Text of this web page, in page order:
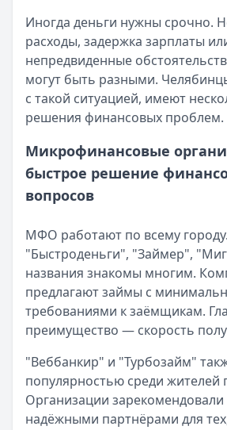
Все статьи
Опубликовано:5 декабря 2025 г.
Категория:МФО
Читать новость
Срочный микрозайм 15 000 ₽ на
Кратко:Нужны 15 000 рублей на
Опубликовано:5 декабря 2025 г.
Читать новость
Рекордный рост доли клиентов
Кратко:В III квартале 2025 года
Категория:МФО
Читать новость
57 сервисов микрозаймов через
Кратко:Авторизация через
Опубликовано:23 ноября 2025 г.
Категория:МФО
Смс о «одобренном займе» от
Кратко:Пришло СМС об одобрении
Опубликовано:23 ноября 2025 г.
Категория:МФО
Иногда деньги нужны срочно.
расходы, задержка зарплаты
непредвиденные
могут быть разными.
с такой ситуацией, имеют
решения финансовых проблем.
Микрофинансовые
быстрое решение
вопросов
МФО работают по всему городу.
"Быстроденьги", "Займер",
названия знакомы многим.
предлагают займы с
требованиями к заёмщикам.
преимущество — скорость
"Веббанкир" и "Турбозайм"
популярностью среди жителей
Организации зарекомендовали
надёжными партнёрами для